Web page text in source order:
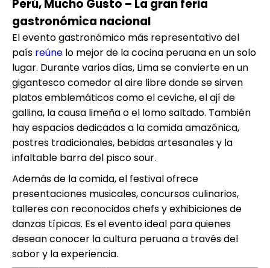
Perú, Mucho Gusto – La gran feria
gastronómica nacional
El evento gastronómico más representativo del
país reúne lo mejor de la cocina peruana en un solo
lugar. Durante varios días, Lima se convierte en un
gigantesco comedor al aire libre donde se sirven
platos emblemáticos como el ceviche, el ají de
gallina, la causa limeña o el lomo saltado. También
hay espacios dedicados a la comida amazónica,
postres tradicionales, bebidas artesanales y la
infaltable barra del pisco sour.
Además de la comida, el festival ofrece
presentaciones musicales, concursos culinarios,
talleres con reconocidos chefs y exhibiciones de
danzas típicas. Es el evento ideal para quienes
desean conocer la cultura peruana a través del
sabor y la experiencia.